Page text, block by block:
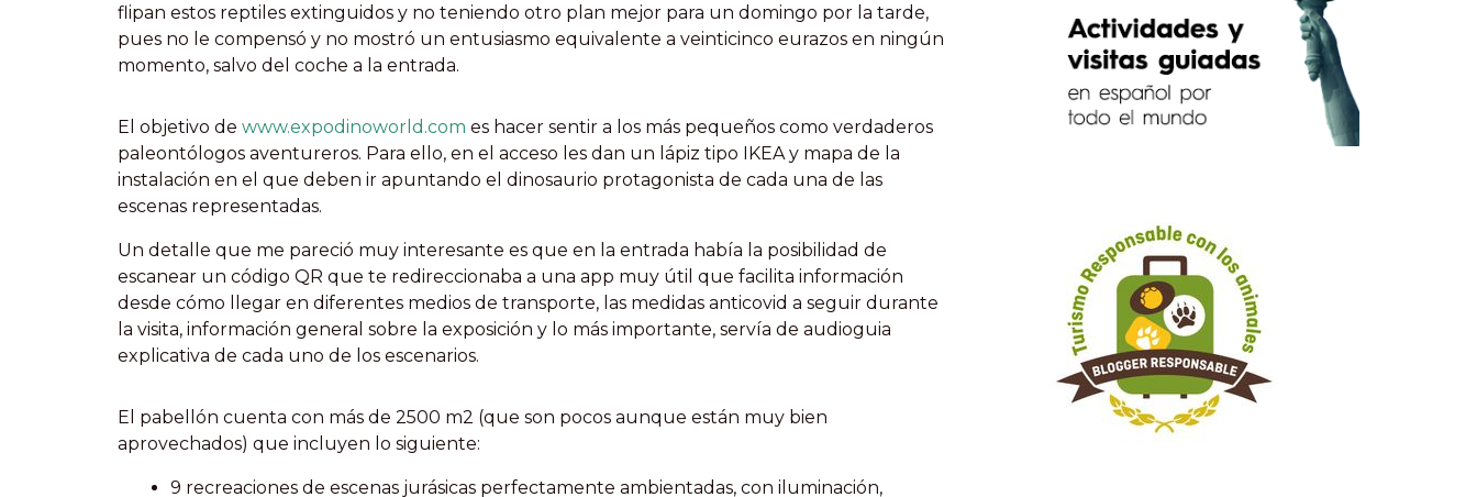
flipan estos reptiles extinguidos y no teniendo otro plan mejor para un domingo por la tarde,
pues no le compensó y no mostró un entusiasmo equivalente a veinticinco eurazos en ningún
momento, salvo del coche a la entrada.
El objetivo de www.expodinoworld.com es hacer sentir a los más pequeños como verdaderos
paleontólogos aventureros. Para ello, en el acceso les dan un lápiz tipo IKEA y mapa de la
instalación en el que deben ir apuntando el dinosaurio protagonista de cada una de las
escenas representadas.
Un detalle que me pareció muy interesante es que en la entrada había la posibilidad de
escanear un código QR que te redireccionaba a una app muy útil que facilita información
desde cómo llegar en diferentes medios de transporte, las medidas anticovid a seguir durante
la visita, información general sobre la exposición y lo más importante, servía de audioguia
explicativa de cada uno de los escenarios.
El pabellón cuenta con más de 2500 m2 (que son pocos aunque están muy bien
aprovechados) que incluyen lo siguiente:
9 recreaciones de escenas jurásicas perfectamente ambientadas, con iluminación,